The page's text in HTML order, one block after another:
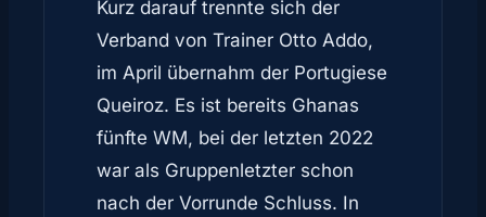
Kurz darauf trennte sich der
Verband von Trainer Otto Addo,
im April übernahm der Portugiese
Queiroz. Es ist bereits Ghanas
fünfte WM, bei der letzten 2022
war als Gruppenletzter schon
nach der Vorrunde Schluss. In